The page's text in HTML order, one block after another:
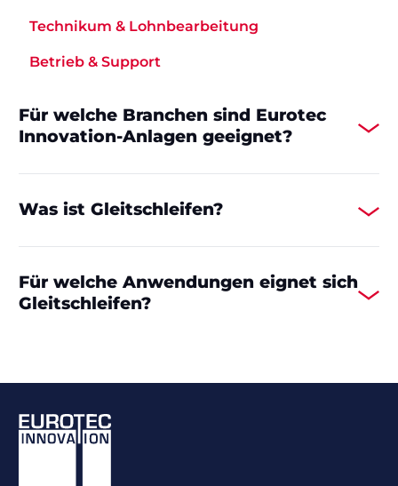
Technikum & Lohnbearbeitung
Betrieb & Support
Für welche Branchen sind Eurotec
Innovation-Anlagen geeignet?
Was ist Gleitschleifen?
Für welche Anwendungen eignet sich
Gleitschleifen?